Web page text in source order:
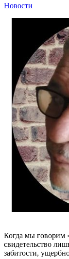
Новости
Когда мы говорим
свидетельство
забитости,